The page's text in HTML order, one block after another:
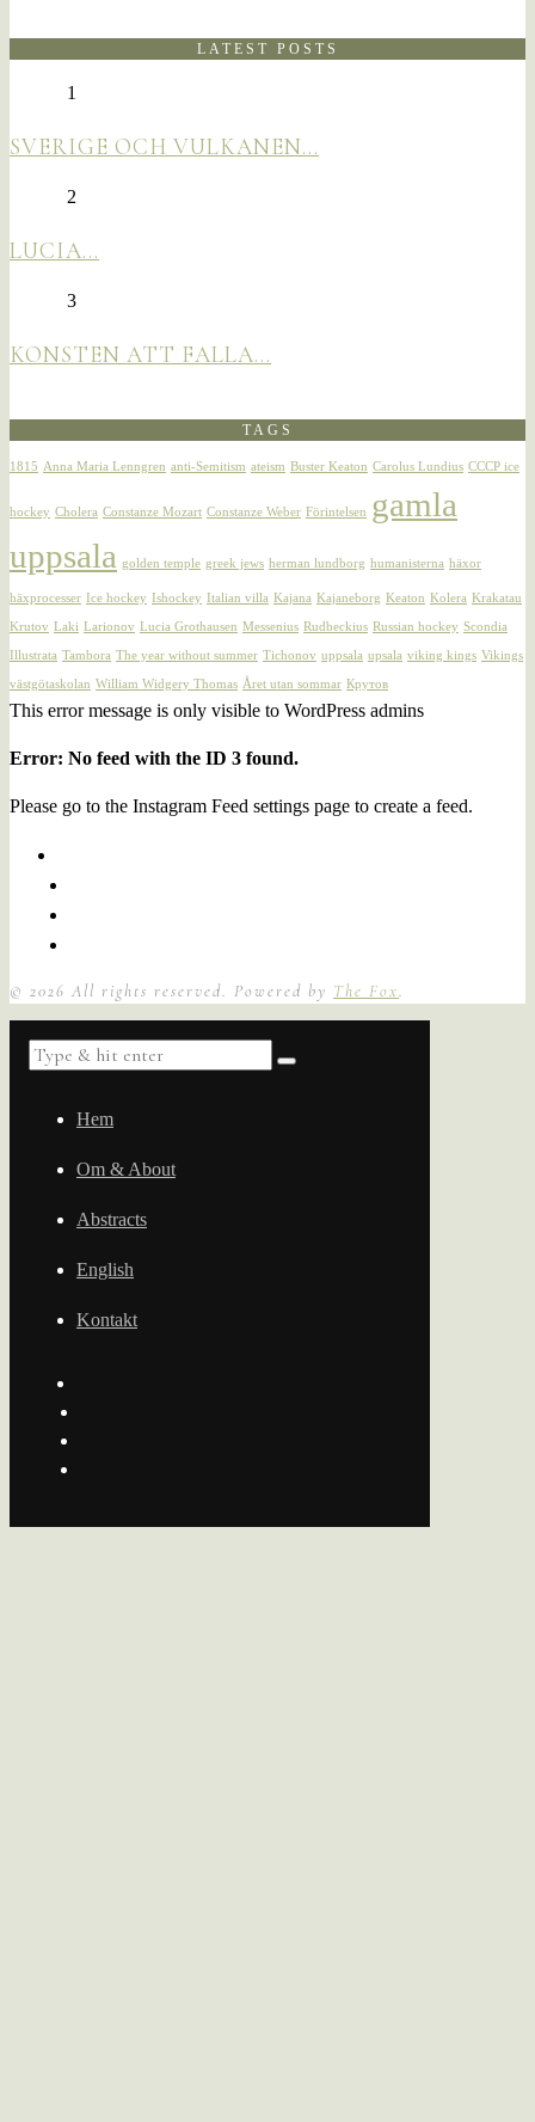
LATEST POSTS
1
SVERIGE OCH VULKANEN…
2
LUCIA…
3
KONSTEN ATT FALLA…
TAGS
1815 Anna Maria Lenngren anti-Semitism ateism Buster Keaton Carolus Lundius CCCP ice
hockey Cholera Constanze Mozart Constanze Weber Förintelsen gamla
uppsala golden temple greek jews herman lundborg humanisterna häxor
häxprocesser Ice hockey Ishockey Italian villa Kajana Kajaneborg Keaton Kolera Krakatau
Krutov Laki Larionov Lucia Grothausen Messenius Rudbeckius Russian hockey Scondia
Illustrata Tambora The year without summer Tichonov uppsala upsala viking kings Vikings
västgötaskolan William Widgery Thomas Året utan sommar Крутов
This error message is only visible to WordPress admins
Error: No feed with the ID 3 found.
Please go to the Instagram Feed settings page to create a feed.
© 2026 All rights reserved. Powered by The Fox.
Hem
Om & About
Abstracts
English
Kontakt